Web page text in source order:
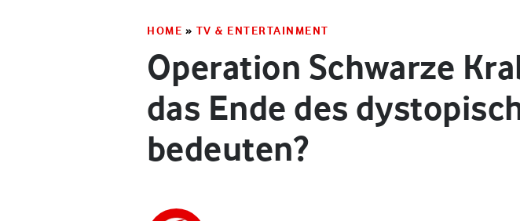
HOME » TV & ENTERTAINMENT
Operation Schwarze
das Ende des
bedeuten?